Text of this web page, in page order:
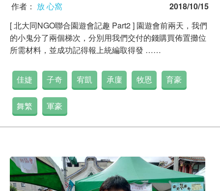
作者： 放 心窩
2018/10/15
[ 北大同NGO聯合園遊會記趣 Part2 ] 園遊會前兩天，我們
的小鬼分了兩個梯次，分別用我們交付的錢購買佈置攤位
所需材料，並成功記得報上統編取得發 ……
佳婕 子奇 宥凱 承廩 牧恩 育豪
舞繁 軍豪